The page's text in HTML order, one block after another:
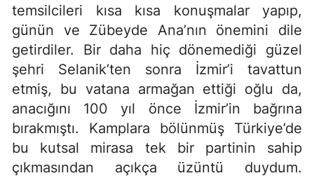
temsilcileri kısa kısa konuşmalar yapıp,
günün ve Zübeyde Ana’nın önemini dile
getirdiler. Bir daha hiç dönemediği güzel
şehri Selanik’ten sonra İzmir’i tavattun
etmiş, bu vatana armağan ettiği oğlu da,
anacığını 100 yıl önce İzmir’in bağrına
bırakmıştı. Kamplara bölünmüş Türkiye’de
bu kutsal mirasa tek bir partinin sahip
çıkmasından açıkça üzüntü duydum.